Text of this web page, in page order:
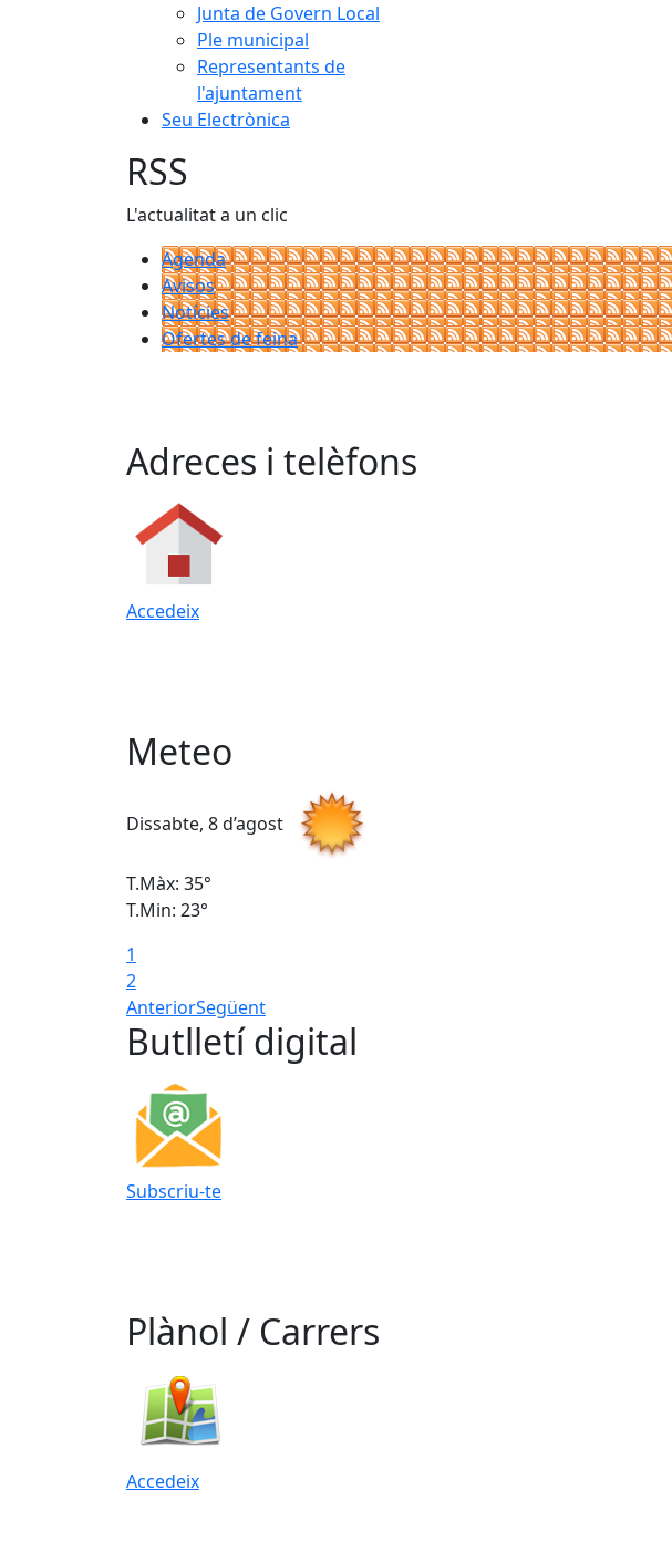
Junta de Govern Local
Ple municipal
Representants de
l'ajuntament
Seu Electrònica
RSS
L'actualitat a un clic
Agenda
Avisos
Notícies
Ofertes de feina
Adreces i telèfons
Accedeix
Meteo
Dissabte, 8 d’agost
T.Màx: 35°
T.Min: 23°
1
2
AnteriorSegüent
Butlletí digital
Subscriu-te
Plànol / Carrers
Accedeix